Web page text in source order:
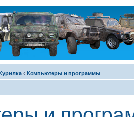
‹ Компьютеры и программы